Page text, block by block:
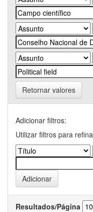
Retornar valores
Adicionar filtros:
Utilizar filtros para
Resultados/Página